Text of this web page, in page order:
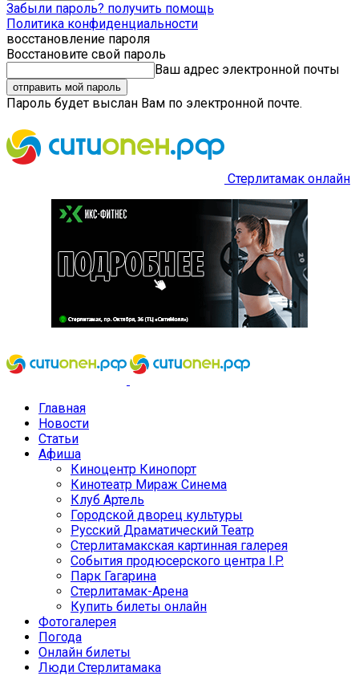
Забыли пароль? получить помощь
Политика конфиденциальности
восстановление пароля
Восстановите свой пароль
Ваш адрес электронной почты
Пароль будет выслан Вам по электронной почте.
Стерлитамак онлайн
Главная
Новости
Статьи
Афиша
Киноцентр Кинопорт
Кинотеатр Мираж Синема
Клуб Артель
Городской дворец культуры
Русский Драматический Театр
Стерлитамакская картинная галерея
События продюсерского центра I.P.
Парк Гагарина
Стерлитамак-Арена
Купить билеты онлайн
Фотогалерея
Погода
Онлайн билеты
Люди Стерлитамака